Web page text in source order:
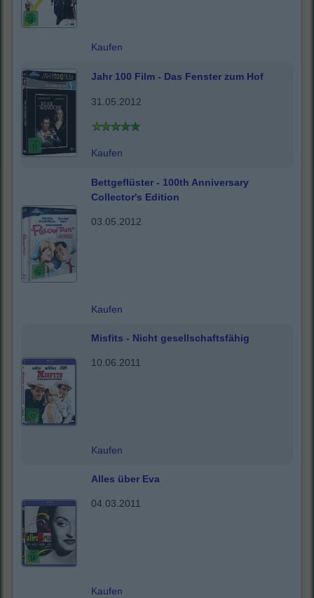
Kaufen
Jahr 100 Film - Das Fenster zum Hof
31.05.2012
Kaufen
Bettgeflüster - 100th Anniversary
Collector's Edition
03.05.2012
Kaufen
Misfits - Nicht gesellschaftsfähig
10.06.2011
Kaufen
Alles über Eva
04.03.2011
Kaufen